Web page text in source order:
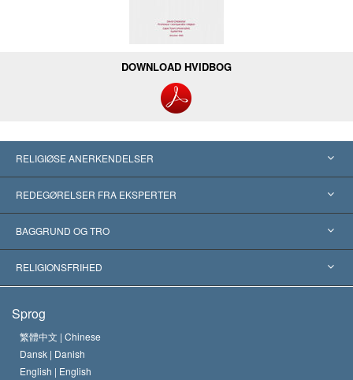
DOWNLOAD HVIDBOG
RELIGIØSE ANERKENDELSER
USA
Anerkendelser fra hele verden
Skelsættende kendelser
REDEGØRELSER FRA EKSPERTER
Kategoriserede redegørelser
Verdens førende eksperter
BAGGRUND OG TRO
L. Ron Hubbard
Scientology kirkens trosbekendelse
En Scientologs Kodeks
RELIGIONSFRIHED
Internationale standarder for menneskerettighederne
Bekendtgørelse om religion
Sprog
繁體中文 | Chinese
Dansk | Danish
English | English